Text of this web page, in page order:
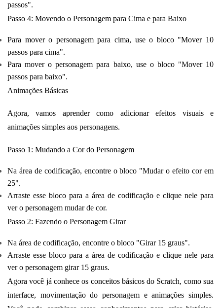
passos".
Passo 4: Movendo o Personagem para Cima e para Baixo
Para mover o personagem para cima, use o bloco "Mover 10
passos para cima".
Para mover o personagem para baixo, use o bloco "Mover 10
passos para baixo".
Animações Básicas
Agora, vamos aprender como adicionar efeitos visuais e
animações simples aos personagens.
Passo 1: Mudando a Cor do Personagem
Na área de codificação, encontre o bloco "Mudar o efeito cor em
25".
Arraste esse bloco para a área de codificação e clique nele para
ver o personagem mudar de cor.
Passo 2: Fazendo o Personagem Girar
Na área de codificação, encontre o bloco "Girar 15 graus".
Arraste esse bloco para a área de codificação e clique nele para
ver o personagem girar 15 graus.
Agora você já conhece os conceitos básicos do Scratch, como sua
interface, movimentação do personagem e animações simples.